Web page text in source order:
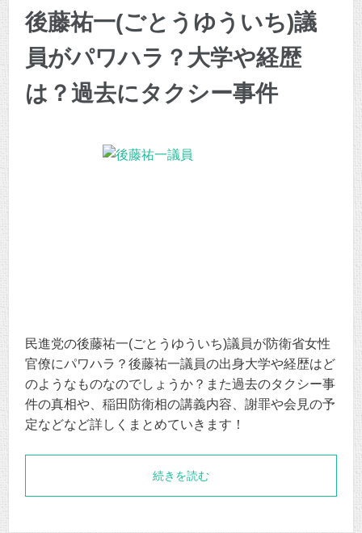
後藤祐一(ごとうゆういち)議
員がパワハラ？大学や経歴
は？過去にタクシー事件
民進党の後藤祐一(ごとうゆういち)議員が防衛省女性
官僚にパワハラ？後藤祐一議員の出身大学や経歴はど
のようなものなのでしょうか？また過去のタクシー事
件の真相や、稲田防衛相の講義内容、謝罪や会見の予
定などなど詳しくまとめていきます！
続きを読む